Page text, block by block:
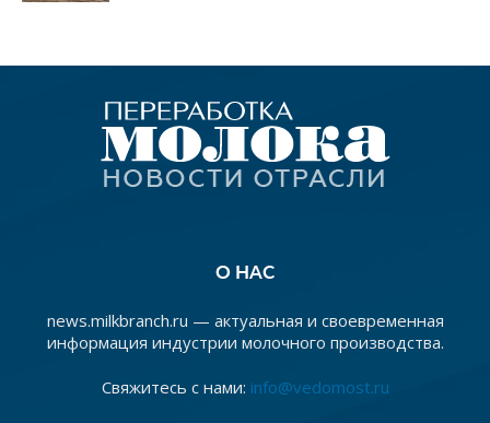
О НАС
news.milkbranch.ru — актуальная и своевременная
информация индустрии молочного производства.
Свяжитесь с нами: info@vedomost.ru